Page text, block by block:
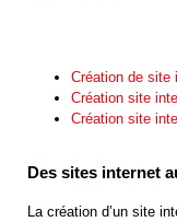
Création de site
Création site
Création site
Des sites internet
La création d’un site